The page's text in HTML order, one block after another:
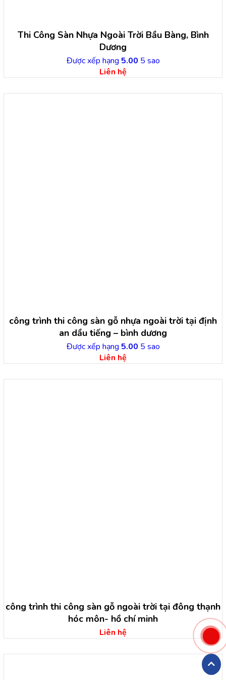
Thi Công Sàn Nhựa Ngoài Trời Bầu Bàng, Bình
Dương
Được xếp hạng 5.00 5 sao
Liên hệ
công trình thi công sàn gỗ nhựa ngoài trời tại định
an dầu tiếng – bình dương
Được xếp hạng 5.00 5 sao
Liên hệ
công trình thi công sàn gỗ ngoài trời tại đông thạnh
hóc môn- hồ chí minh
Liên hệ